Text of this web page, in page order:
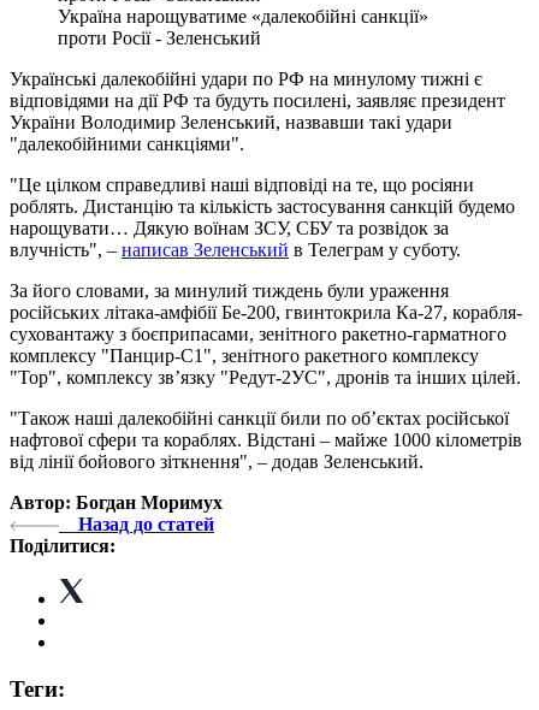
Україна нарощуватиме «далекобійні санкції»
проти Росії - Зеленський
Українські далекобійні удари по РФ на минулому тижні є
відповідями на дії РФ та будуть посилені, заявляє президент
України Володимир Зеленський, назвавши такі удари
"далекобійними санкціями".
"Це цілком справедливі наші відповіді на те, що росіяни
роблять. Дистанцію та кількість застосування санкцій будемо
нарощувати… Дякую воїнам ЗСУ, СБУ та розвідок за
влучність", – написав Зеленський в Телеграм у суботу.
За його словами, за минулий тиждень були ураження
російських літака-амфібії Бе-200, гвинтокрила Ка-27, корабля-
суховантажу з боєприпасами, зенітного ракетно-гарматного
комплексу "Панцир-С1", зенітного ракетного комплексу
"Тор", комплексу зв’язку "Редут-2УС", дронів та інших цілей.
"Також наші далекобійні санкції били по об’єктах російської
нафтової сфери та кораблях. Відстані – майже 1000 кілометрів
від лінії бойового зіткнення", – додав Зеленський.
Автор: Богдан Моримух
Назад до статей
Поділитися:
Теги: